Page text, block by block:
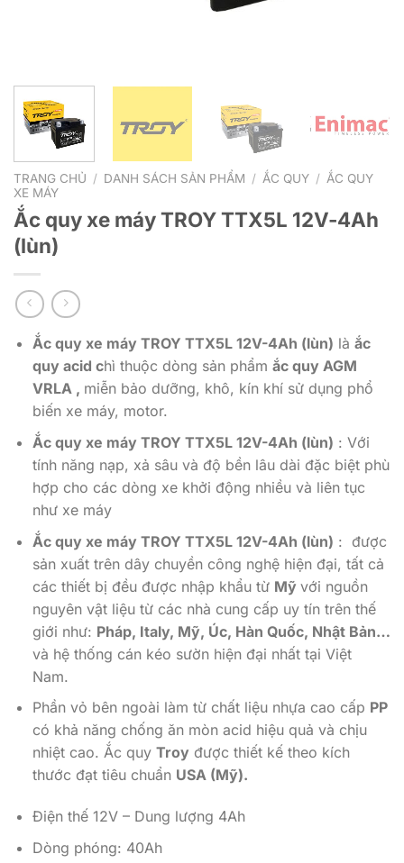
TRANG CHỦ / DANH SÁCH SẢN PHẨM / ẮC QUY / ẮC QUY
XE MÁY
Ắc quy xe máy TROY TTX5L 12V-4Ah
(lùn)
Ắc quy xe máy TROY TTX5L 12V-4Ah (lùn) là ắc
quy acid chì thuộc dòng sản phẩm ắc quy AGM
VRLA , miễn bảo dưỡng, khô, kín khí sử dụng phổ
biến xe máy, motor.
Ắc quy xe máy TROY TTX5L 12V-4Ah (lùn) : Với
tính năng nạp, xả sâu và độ bền lâu dài đặc biệt phù
hợp cho các dòng xe khởi động nhiều và liên tục
như xe máy
Ắc quy xe máy TROY TTX5L 12V-4Ah (lùn) : được
sản xuất trên dây chuyền công nghệ hiện đại, tất cả
các thiết bị đều được nhập khẩu từ Mỹ với nguồn
nguyên vật liệu từ các nhà cung cấp uy tín trên thế
giới như: Pháp, Italy, Mỹ, Úc, Hàn Quốc, Nhật Bản…
và hệ thống cán kéo sườn hiện đại nhất tại Việt
Nam.
Phần vỏ bên ngoài làm từ chất liệu nhựa cao cấp PP
có khả năng chống ăn mòn acid hiệu quả và chịu
nhiệt cao. Ắc quy Troyđược thiết kế theo kích
thước đạt tiêu chuẩn USA (Mỹ).
Điện thế 12V – Dung lượng 4Ah
Dòng phóng: 40Ah